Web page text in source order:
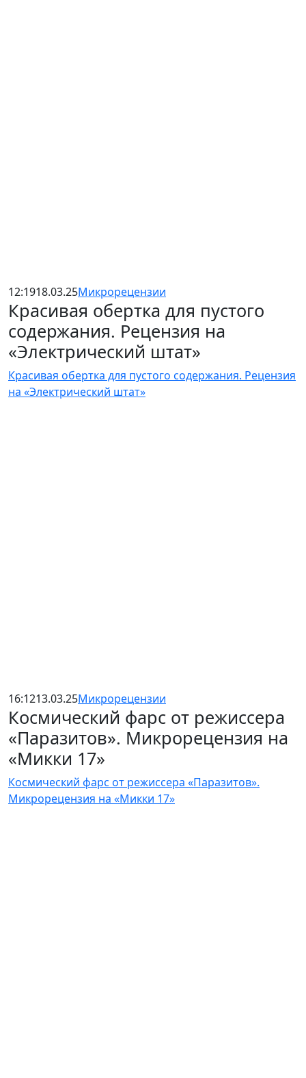
12:1918.03.25Микрорецензии
Красивая обертка для пустого
содержания. Рецензия на
«Электрический штат»
Красивая обертка для пустого содержания. Рецензия
на «Электрический штат»
16:1213.03.25Микрорецензии
Космический фарс от режиссера
«Паразитов». Микрорецензия на
«Микки 17»
Космический фарс от режиссера «Паразитов».
Микрорецензия на «Микки 17»